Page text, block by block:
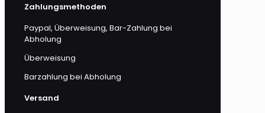
Zahlungsmethoden
Paypal, Überweisung, Bar-Zahlung bei
Abholung
Überweisung
Barzahlung bei Abholung
Versand